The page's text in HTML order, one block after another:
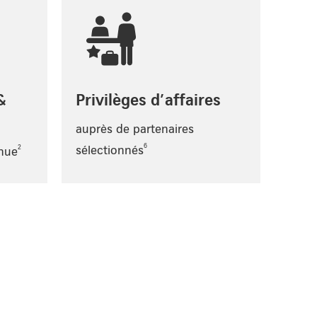
2
Privilèges d’affaires
auprès de partenaires
sélectionnés6